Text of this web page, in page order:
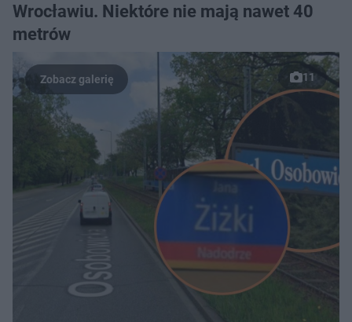
Wrocławiu. Niektóre nie mają nawet 40
metrów
11